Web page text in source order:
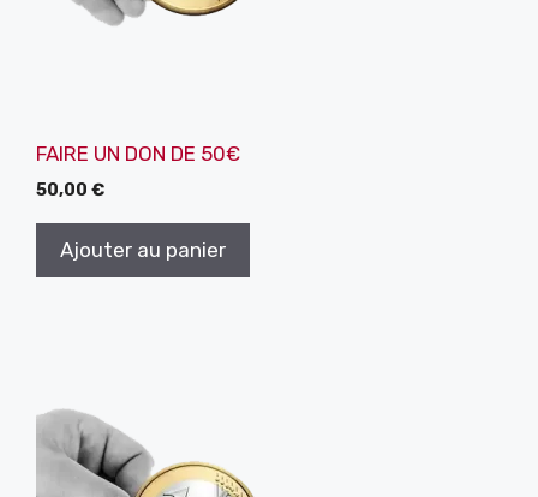
FAIRE UN DON DE 50€
50,00 €
Ajouter au panier